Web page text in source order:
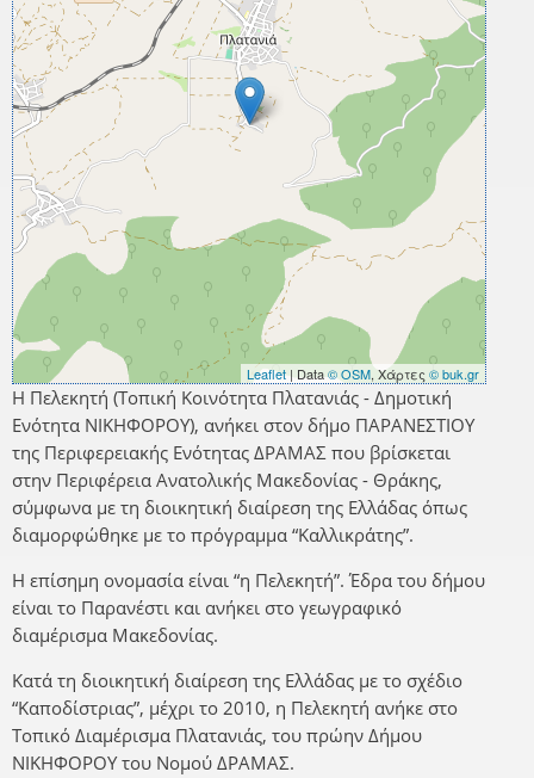
Leaflet | Data© OSM, Χάρτες © buk.gr
Η Πελεκητή (Τοπική Κοινότητα Πλατανιάς - Δημοτική
Ενότητα ΝΙΚΗΦΟΡΟΥ), ανήκει στον δήμο ΠΑΡΑΝΕΣΤΙΟΥ
της Περιφερειακής Ενότητας ΔΡΑΜΑΣ που βρίσκεται
στην Περιφέρεια Ανατολικής Μακεδονίας - Θράκης,
σύμφωνα με τη διοικητική διαίρεση της Ελλάδας όπως
διαμορφώθηκε με το πρόγραμμα “Καλλικράτης”.
Η επίσημη ονομασία είναι “η Πελεκητή”. Έδρα του δήμου
είναι το Παρανέστι και ανήκει στο γεωγραφικό
διαμέρισμα Μακεδονίας.
Κατά τη διοικητική διαίρεση της Ελλάδας με το σχέδιο
“Καποδίστριας”, μέχρι το 2010, η Πελεκητή ανήκε στο
Τοπικό Διαμέρισμα Πλατανιάς, του πρώην Δήμου
ΝΙΚΗΦΟΡΟΥ του Νομού ΔΡΑΜΑΣ.